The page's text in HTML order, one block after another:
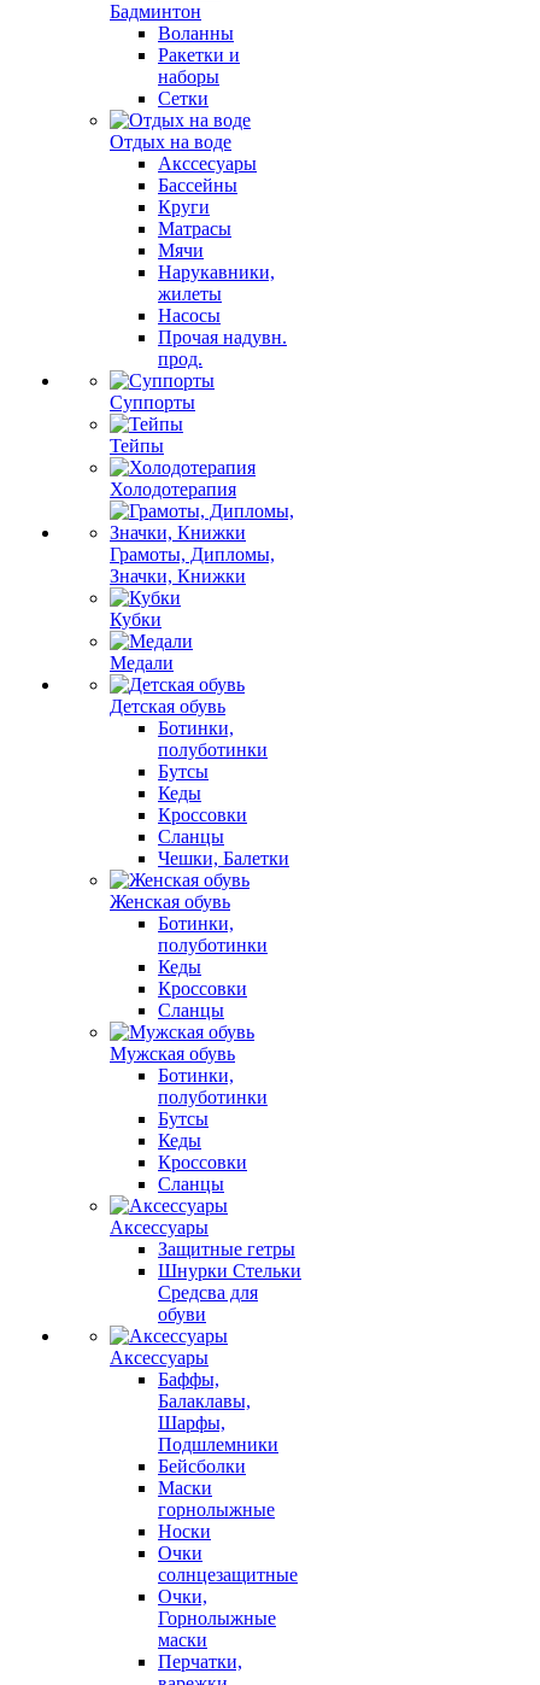
Бадминтон
Воланны
Ракетки и
наборы
Сетки
Отдых на воде
Акссесуары
Бассейны
Круги
Матрасы
Мячи
Нарукавники,
жилеты
Насосы
Прочая надувн.
прод.
Суппорты
Тейпы
Холодотерапия
Грамоты, Дипломы,
Значки, Книжки
Кубки
Медали
Детская обувь
Ботинки,
полуботинки
Бутсы
Кеды
Кроссовки
Сланцы
Чешки, Балетки
Женская обувь
Ботинки,
полуботинки
Кеды
Кроссовки
Сланцы
Мужская обувь
Ботинки,
полуботинки
Бутсы
Кеды
Кроссовки
Сланцы
Аксессуары
Защитные гетры
Шнурки Стельки
Средсва для
обуви
Аксессуары
Баффы,
Балаклавы,
Шарфы,
Подшлемники
Бейсболки
Маски
горнолыжные
Носки
Очки
солнцезащитные
Очки,
Горнолыжные
маски
Перчатки,